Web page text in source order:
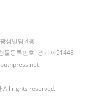
성빌딩 4층
물등록번호: 경기 아51448
All rights reserved.